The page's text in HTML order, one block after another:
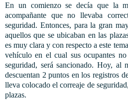
En un comienzo se decía que la
acompañante que no llevaba
seguridad. Entonces, para la gran
aquellos que se ubicaban en las
es muy clara y con respecto a este
vehículo en el cual sus ocupantes
seguridad, será sancionado. Hoy, al
descuentan 2 puntos en los registros
lleva colocado el correaje de
plazas.